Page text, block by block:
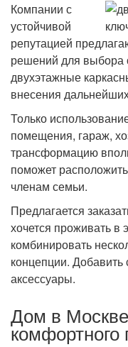
Компании с
устойчивой
репутацией
решений для выбора
двухэтажные
внесения
Только
помещения, гараж,
трансформацию
поможет
членам семьи.
Предлагается
хочется проживать
комбинировать
концепции.
аксессуары.
Дом в